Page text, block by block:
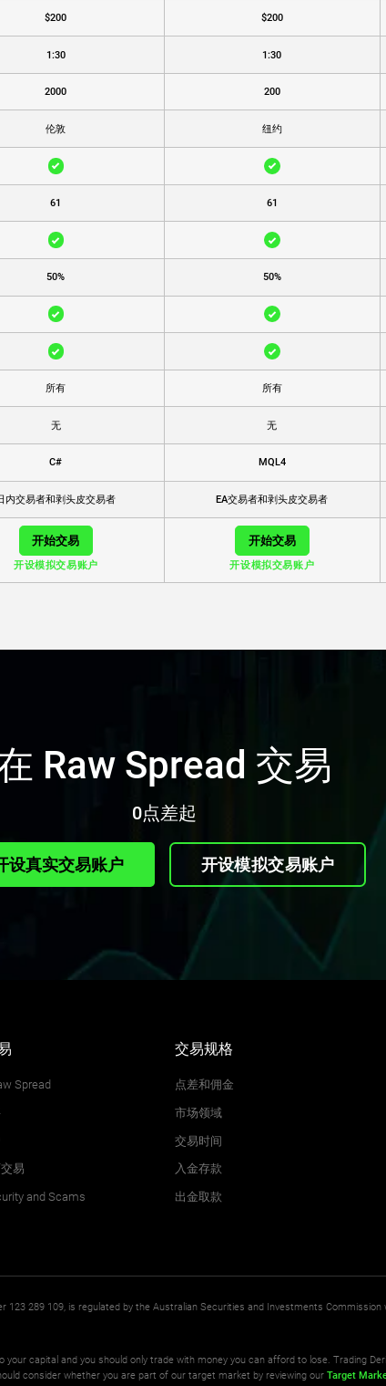
$200
1:30
2000
伦敦
61
50%
所有
无
C#
内交易者和剥头皮交易者
开始交易
开设模拟交易账户
$200
1:30
200
纽约
61
50%
所有
无
MQL4
EA交易者和剥头皮交易者
开始交易
开设模拟交易账户
Raw Spread 交易
0点差起
设真实交易账户 开设模拟交易账户
Spread
易
and Scams
交易规格
点差和佣金
市场领域
交易时间
入金存款
出金取款
289 109, is regulated by the Australian Securities and Investments Commission
your capital and you should only trade with money you can afford to lose. Trading
consider whether you are part of our target market by reviewing ourTarget